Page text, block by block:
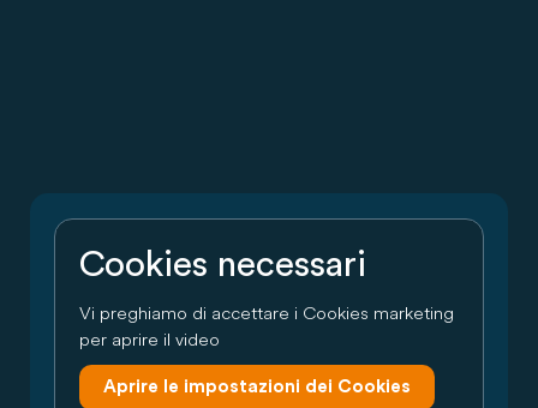
Cookies necessari
Vi preghiamo di accettare i Cookies marketing
per aprire il video
Aprire le impostazioni dei Cookies